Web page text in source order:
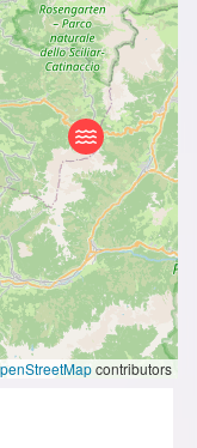
contributors